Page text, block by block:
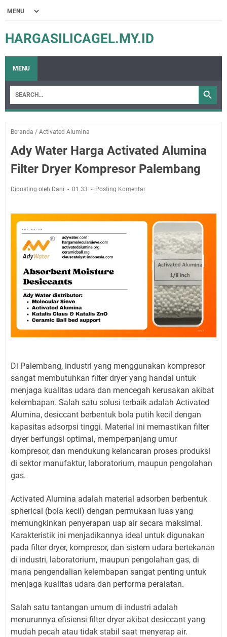
HARGASILICAGEL.MY.ID
MENU
Beranda / Activated Alumina
Ady Water Harga Activated Alumina
Filter Dryer Kompresor Palembang
Diposting oleh Dani 01.33 Posting Komentar
Di Palembang, industri yang menggunakan kompresor
sangat membutuhkan filter dryer yang handal untuk
menjaga kualitas udara dan mencegah kerusakan akibat
kelembapan. Salah satu solusi terbaik adalah Activated
Alumina, desiccant berbentuk bola putih kecil dengan
kapasitas adsorpsi tinggi. Material ini memastikan filter
dryer berfungsi optimal, memperpanjang umur
kompresor, dan mendukung kelancaran proses produksi
di sektor manufaktur, laboratorium, maupun pengolahan
gas.
Activated Alumina adalah material adsorben berbentuk
spherical (bola kecil) dengan permukaan luas yang
memungkinkan penyerapan uap air secara maksimal.
Karakteristik ini menjadikannya ideal untuk digunakan
pada filter dryer, kompresor, dan sistem udara bertekanan
di industri, laboratorium, maupun pengolahan gas, di
mana pengendalian kelembapan sangat penting untuk
menjaga kualitas udara dan performa peralatan.
Salah satu tantangan umum di industri adalah
menurunnya efisiensi filter dryer akibat desiccant yang
mudah pecah atau tidak stabil saat menyerap air.